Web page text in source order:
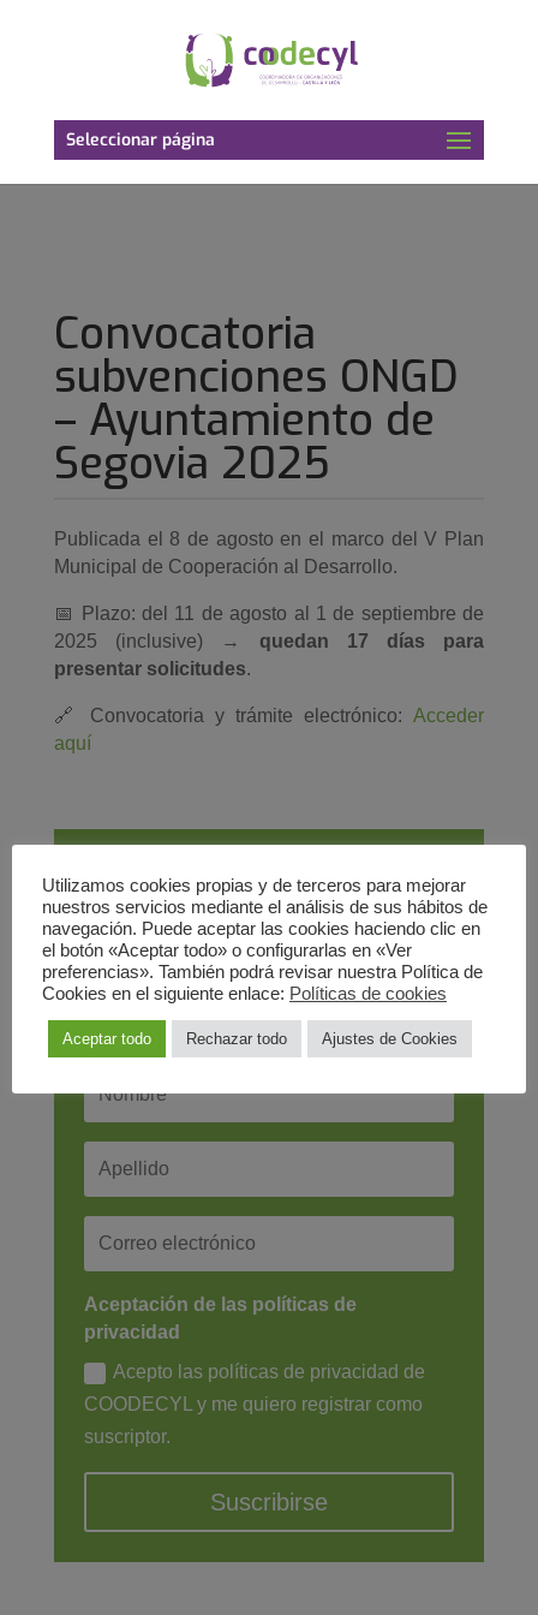
Seleccionar página
Convocatoria
subvenciones ONGD
– Ayuntamiento de
Segovia 2025
Publicada el 8 de agosto en el marco del V Plan
Municipal de Cooperación al Desarrollo.
📅 Plazo: del 11 de agosto al 1 de septiembre de
2025 (inclusive) → quedan 17 días para
presentar solicitudes.
🔗 Convocatoria y trámite electrónico:Acceder
aquí
¡Súscribete!
Recibe en tu correo electrónico las
novedades en noticias, notas de prensa,
actividades y mucho más de la
Coordinadora de ONGD de Castilla y León
(COODECYL).
Aceptación de las políticas de
privacidad
Acepto las políticas de privacidad de
COODECYL y me quiero registrar como
suscriptor.
Suscribirse
Utilizamos cookies propias y de terceros para mejorar
nuestros servicios mediante el análisis de sus hábitos de
navegación. Puede aceptar las cookies haciendo clic en
el botón «Aceptar todo» o configurarlas en «Ver
preferencias». También podrá revisar nuestra Política de
Cookies en el siguiente enlace: Políticas de cookies
Aceptar todo Rechazar todo Ajustes de Cookies